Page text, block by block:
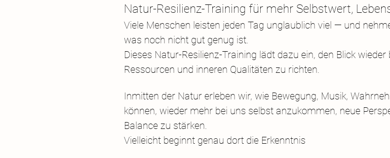
Natur-Resilienz-Training für mehr Selbstwert,
Viele Menschen leisten jeden Tag unglaublich viel — und
was noch nicht gut genug ist.
Dieses Natur-Resilienz-Training lädt dazu ein, den Blick
Ressourcen und inneren Qualitäten zu richten.
Inmitten der Natur erleben wir, wie Bewegung, Musik,
können, wieder mehr bei uns selbst anzukommen, neue
Balance zu stärken.
Vielleicht beginnt genau dort die Erkenntnis